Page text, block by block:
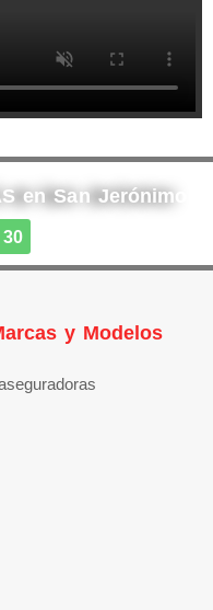
en San Jerónimo
y Modelos